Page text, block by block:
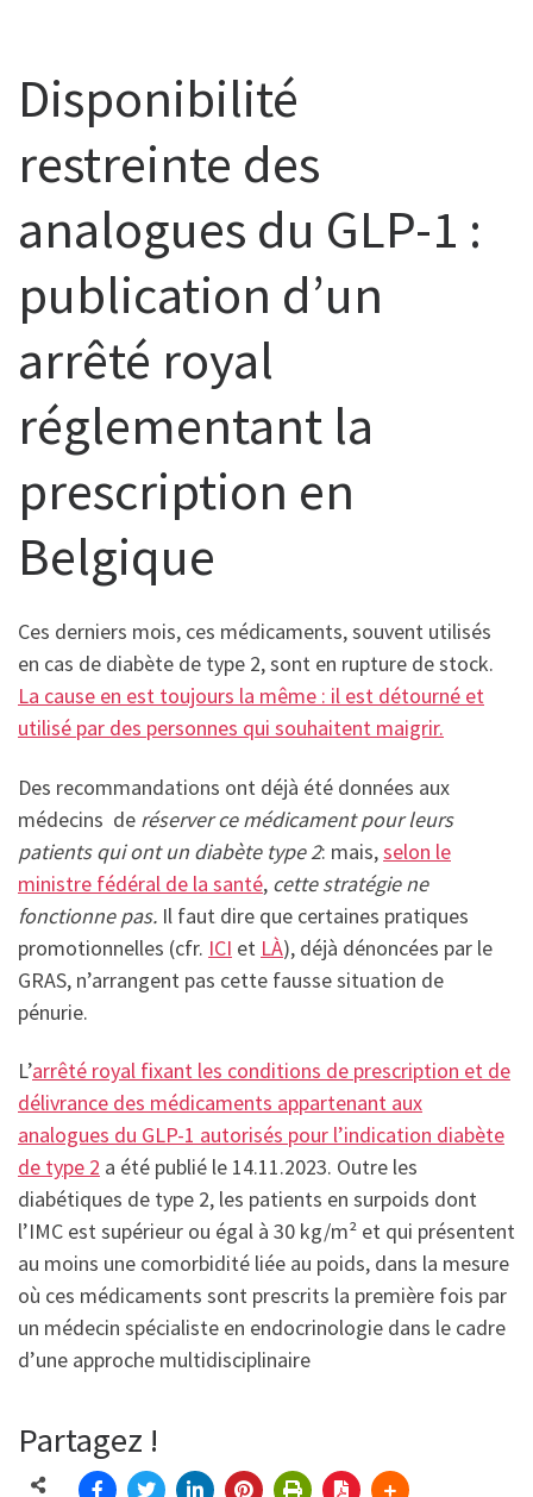
Disponibilité
restreinte des
analogues du GLP-1 :
publication d’un
arrêté royal
réglementant la
prescription en
Belgique
Ces derniers mois, ces médicaments, souvent utilisés
en cas de diabète de type 2, sont en rupture de stock.
La cause en est toujours la même : il est détourné et
utilisé par des personnes qui souhaitent maigrir.
Des recommandations ont déjà été données aux
médecins de réserver ce médicament pour leurs
patients qui ont un diabète type 2: mais,selon le
ministre fédéral de la santé, cette stratégie ne
fonctionne pas. Il faut dire que certaines pratiques
promotionnelles (cfr. ICI et LÀ), déjà dénoncées par le
GRAS, n’arrangent pas cette fausse situation de
pénurie.
L’arrêté royal fixant les conditions de prescription et de
délivrance des médicaments appartenant aux
analogues du GLP-1 autorisés pour l’indication diabète
de type 2 a été publié le 14.11.2023. Outre les
diabétiques de type 2, les patients en surpoids dont
l’IMC est supérieur ou égal à 30 kg/m² et qui présentent
au moins une comorbidité liée au poids, dans la mesure
où ces médicaments sont prescrits la première fois par
un médecin spécialiste en endocrinologie dans le cadre
d’une approche multidisciplinaire
Partagez !